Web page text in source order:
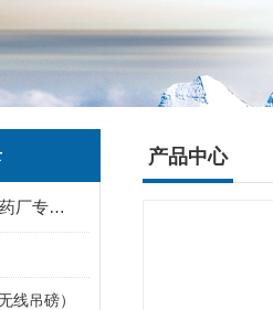
上海防爆磅秤（制药厂专用）
线吊磅）
产品中心